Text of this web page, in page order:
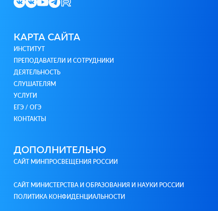
КАРТА САЙТА
ИНСТИТУТ
ПРЕПОДАВАТЕЛИ И СОТРУДНИКИ
ДЕЯТЕЛЬНОСТЬ
СЛУШАТЕЛЯМ
УСЛУГИ
ЕГЭ / ОГЭ
КОНТАКТЫ
ДОПОЛНИТЕЛЬНО
САЙТ МИНПРОСВЕЩЕНИЯ РОССИИ
САЙТ МИНИСТЕРСТВА И ОБРАЗОВАНИЯ И НАУКИ РОССИИ
ПОЛИТИКА КОНФИДЕНЦИАЛЬНОСТИ